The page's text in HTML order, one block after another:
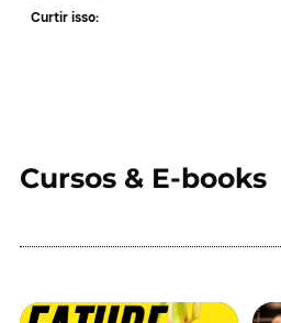
Curtir isso:
Cursos & E-books